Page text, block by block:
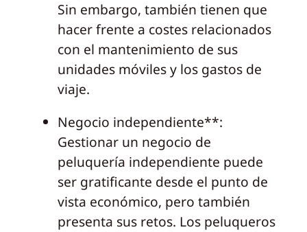
Sin embargo, también tienen que
hacer frente a costes relacionados
con el mantenimiento de sus
unidades móviles y los gastos de
viaje.
Negocio independiente**:
Gestionar un negocio de
peluquería independiente puede
ser gratificante desde el punto de
vista económico, pero también
presenta sus retos. Los peluqueros